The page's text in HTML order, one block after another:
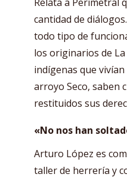
cantidad de
todo tipo de
los originarios de
indígenas que
arroyo Seco, saben
restituidos sus
«No nos han
Arturo López es
taller de herrería y